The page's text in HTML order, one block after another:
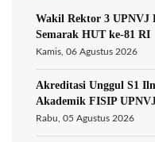
Wakil Rektor 3 UPNVJ
Semarak HUT ke-81 RI
Kamis, 06 Agustus 2026
Akreditasi Unggul S1
Akademik FISIP
Rabu, 05 Agustus 2026